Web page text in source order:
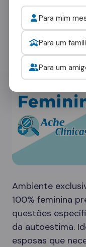
de ambientes:
Clínicas
Ambiente
100% feminina
questões
da autoestima.
esposas que
Para mim
Para um
Para um